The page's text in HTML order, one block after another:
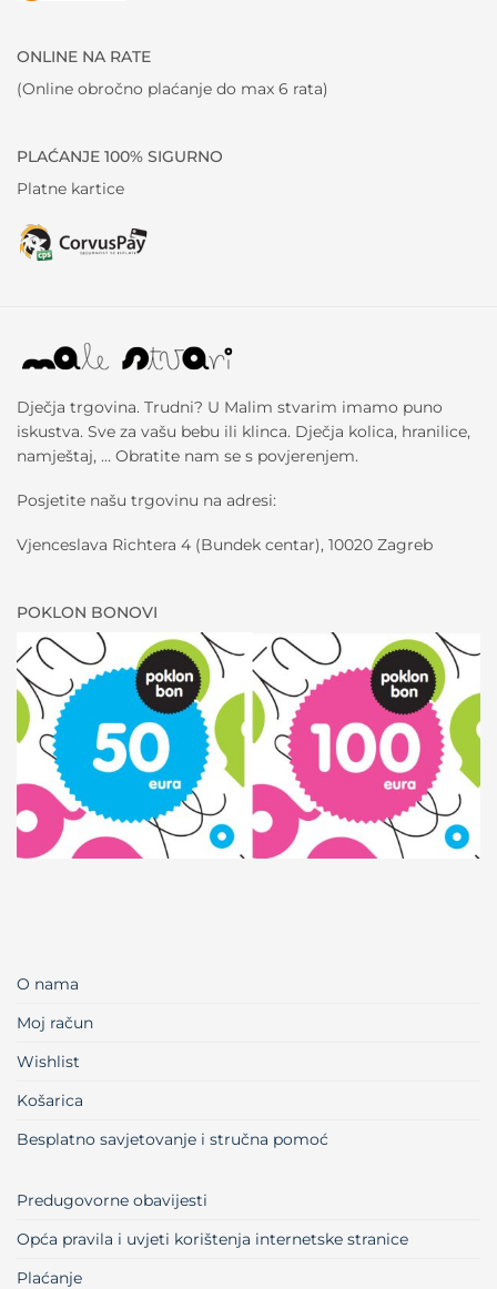
ONLINE NA RATE
(Online obročno plaćanje do max 6 rata)
PLAĆANJE 100% SIGURNO
Platne kartice
Dječja trgovina. Trudni? U Malim stvarim imamo puno
iskustva. Sve za vašu bebu ili klinca. Dječja kolica, hranilice,
namještaj, … Obratite nam se s povjerenjem.
Posjetite našu trgovinu na adresi:
Vjenceslava Richtera 4 (Bundek centar), 10020 Zagreb
POKLON BONOVI
O nama
Moj račun
Wishlist
Košarica
Besplatno savjetovanje i stručna pomoć
Predugovorne obavijesti
Opća pravila i uvjeti korištenja internetske stranice
Plaćanje